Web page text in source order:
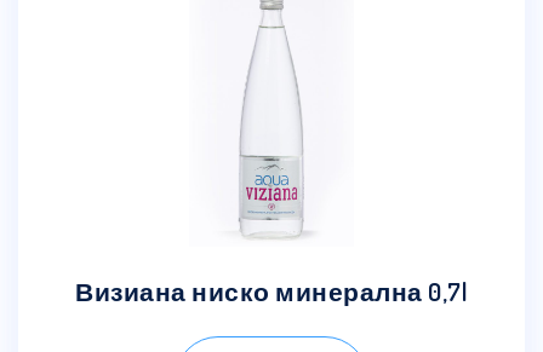
Визиана ниско минерална 0,7l